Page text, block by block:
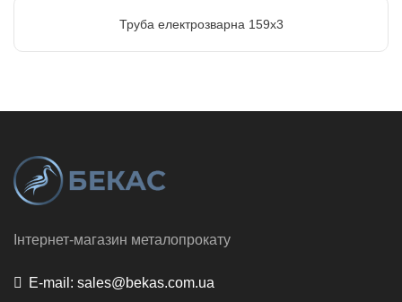
Труба електрозварна 159х3
Інтернет-магазин металопрокату
E-mail: sales@bekas.com.ua